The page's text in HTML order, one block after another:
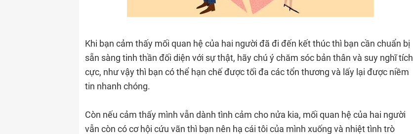
Khi bạn cảm thấy mối quan hệ của hai người đã đi đến kết thúc thì bạn cần chuẩn bị
sẵn sàng tinh thần đối diện với sự thật, hãy chú ý chăm sóc bản thân và suy nghĩ tích
cực, như vậy thì bạn có thể hạn chế được tối đa các tổn thương và lấy lại được niềm
tin nhanh chóng.
Còn nếu cảm thấy mình vẫn dành tình cảm cho nửa kia, mối quan hệ của hai người
vẫn còn có cơ hội cứu vãn thì bạn nên hạ cái tôi của mình xuống và nhiệt tình trò